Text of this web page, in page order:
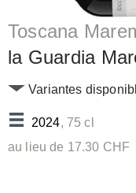
Toscana
la Guardia
2024, 75 cl
Variantes
au lieu de 17.30 CHF